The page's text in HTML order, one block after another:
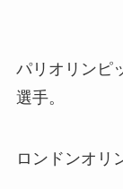
パリオリンピ
選手。
ロンドンオリ